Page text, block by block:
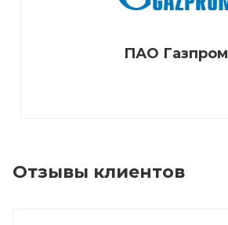
ПАО Газпром
Отзывы клиентов